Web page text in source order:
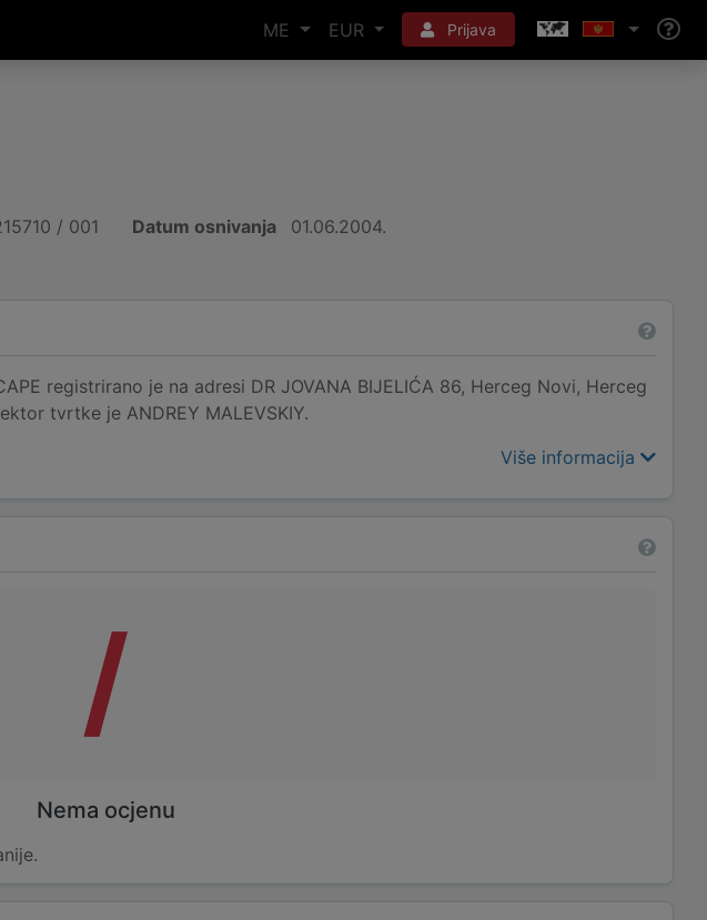
ME EUR Prijava
/ 001 Datum osnivanja 01.06.2004.
registrirano je na adresi DR JOVANA BIJELIĆA 86, Herceg Novi, Herceg
tvrtke je ANDREY MALEVSKIY.
Više informacija
/
Nema ocjenu